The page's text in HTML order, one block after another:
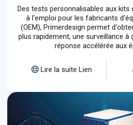
Des tests personnalisables aux kits
à l'emploi pour les fabricants
(OEM), Primerdesign permet
plus rapidement, une surveillance à
réponse accélérée aux
Lire la suite Lien